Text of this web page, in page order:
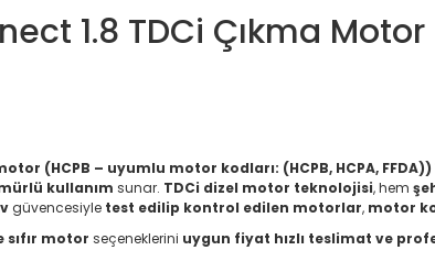
1.8 TDCi Çıkma
(HCPB – uyumlu motor kodları: (HCPB, HCPA, FFDA))
kullanım sunar. TDCi dizel motor teknolojisi, hem
güvencesiyle test edilip kontrol edilen motorlar, motor
motor seçeneklerini uygun fiyat hızlı teslimat ve